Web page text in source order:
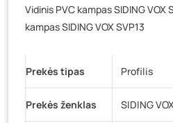
Veteranų g. 11, Visaginas-
Baravykų g. 1, Druskininkai
K. Donelaičio g. 17, Rokiškis
Šaltupės g. 64, Zarasai- 0
Vidinis PVC kampas SIDING VOX
kampas SIDING VOX SVP13
Prekės tipas Profilis
Prekės ženklas SIDING